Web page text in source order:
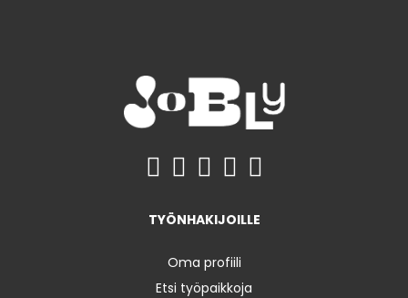
TYÖNHAKIJOILLE
Oma profiili
Etsi työpaikkoja